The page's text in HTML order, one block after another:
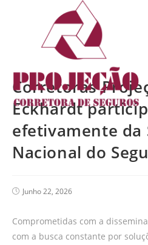
Corretoras
Eckhardt
efetivamente da
Nacional do
Junho 22, 2026
Comprometidas com a
com a busca constante por